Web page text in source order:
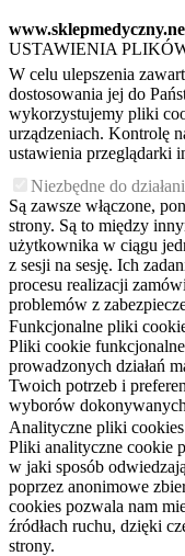
USTAWIENIA
W celu ulepszenia
dostosowania jej do
wykorzystujemy pliki
urządzeniach. Kontrolę
ustawienia przeglądarki
Niezbędne do
Są zawsze włączone,
strony. Są to między
użytkownika w ciągu
z sesji na sesję. Ich
procesu realizacji
problemów z
Funkcjonalne pliki
Pliki cookie
prowadzonych działań
Twoich potrzeb i
wyborów
Analityczne pliki cookies
Pliki analityczne cookie
w jaki sposób
poprzez anonimowe
cookies pozwala nam
źródłach ruchu, dzięki
strony.